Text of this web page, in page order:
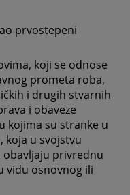
prvostepeni
koji se odnose
prometa roba,
i drugih stvarnih
i obaveze
kojima su stranke u
koja u svojstvu
privrednu
vidu osnovnog ili